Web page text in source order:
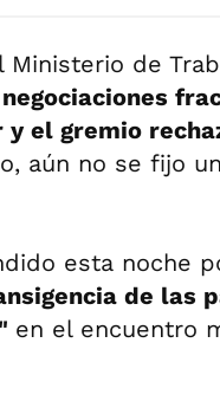
de
el gremio
aún no se fijo
esta noche
de las
en el encuentro